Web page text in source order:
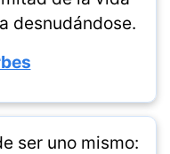
desnudándose.
ser uno mismo: